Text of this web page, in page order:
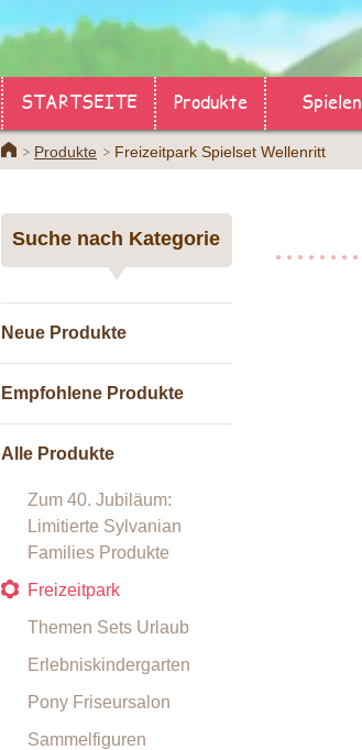
STARTSEITE Produkte Spielen
HomeProdukte Freizeitpark Spielset Wellenritt
Suche nach Kategorie
Neue Produkte
Empfohlene Produkte
Alle Produkte
Zum 40. Jubiläum:
Limitierte Sylvanian
Families Produkte
Freizeitpark
Themen Sets Urlaub
Erlebniskindergarten
Pony Friseursalon
Sammelfiguren